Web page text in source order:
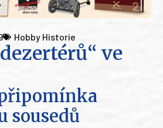
Hobby Historie
ve
sousedů